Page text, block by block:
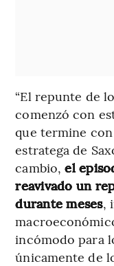
“El repunte de
comenzó con
que termine con
estratega de
cambio, el
reavivado un
durante meses,
incómodo para
únicamente de